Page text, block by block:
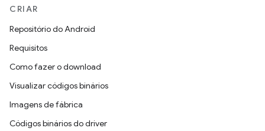
CRIAR
Repositório do Android
Requisitos
Como fazer o download
Visualizar códigos binários
Imagens de fábrica
Códigos binários do driver